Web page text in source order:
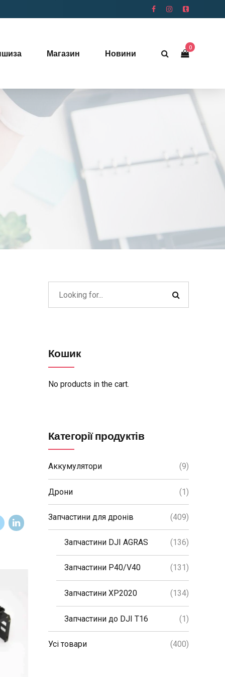
0
Магазин Новини
Кошик
No products in the cart.
Категорії продуктів
Аккумулятори (9)
Дрони (1)
Запчастини для дронів (409)
Запчастини DJI AGRAS (136)
Запчастини P40/V40 (131)
Запчастини XP2020 (134)
Запчастини до DJI T16 (1)
Усі товари (400)